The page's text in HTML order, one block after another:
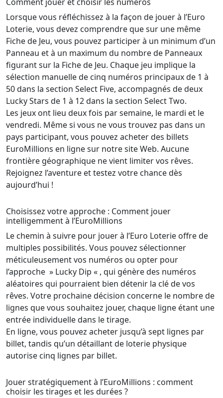
Lorsque vous réfléchissez à la façon de jouer à l’Euro
Loterie, vous devez comprendre que sur une même
Fiche de Jeu, vous pouvez participer à un minimum d’un
Panneau et à un maximum du nombre de Panneaux
figurant sur la Fiche de Jeu. Chaque jeu implique la
sélection manuelle de cinq numéros principaux de 1 à
50 dans la section Select Five, accompagnés de deux
Lucky Stars de 1 à 12 dans la section Select Two.
Les jeux ont lieu deux fois par semaine, le mardi et le
vendredi. Même si vous ne vous trouvez pas dans un
pays participant, vous pouvez acheter des billets
EuroMillions en ligne sur notre site Web. Aucune
frontière géographique ne vient limiter vos rêves.
Rejoignez l’aventure et testez votre chance dès
aujourd’hui !
Choisissez votre approche : Comment jouer
intelligemment à l’EuroMillions
Le chemin à suivre pour jouer à l’Euro Loterie offre de
multiples possibilités. Vous pouvez sélectionner
méticuleusement vos numéros ou opter pour
l’approche » Lucky Dip « , qui génère des numéros
aléatoires qui pourraient bien détenir la clé de vos
rêves. Votre prochaine décision concerne le nombre de
lignes que vous souhaitez jouer, chaque ligne étant une
entrée individuelle dans le tirage.
En ligne, vous pouvez acheter jusqu’à sept lignes par
billet, tandis qu’un détaillant de loterie physique
autorise cinq lignes par billet.
Jouer stratégiquement à l’EuroMillions : comment
choisir les tirages et les durées ?